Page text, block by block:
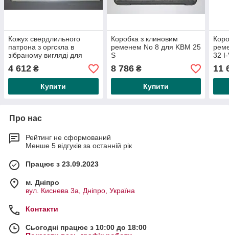
Кожух свердлильного
патрона з оргскла в
зібраному вигляді для
KBM 16TN-25SN
4 612 ₴
Купити
Коробка з клиновим
ременем No 8 для KBM 25
S
8 786₴
Купити
32
11
Про нас
Рейтинг не сформований
Менше 5 відгуків за останній рік
Працює з 23.09.2023
м. Дніпро
вул. Киснева 3а, Дніпро, Україна
Контакти
Сьогодні працює з 10:00 до 18:00